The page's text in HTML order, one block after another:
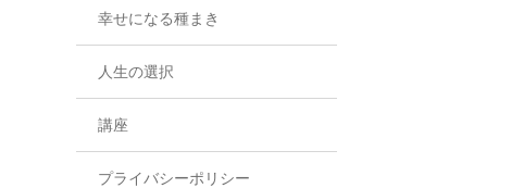
幸せになる種まき
人生の選択
講座
プライバシーポリシー